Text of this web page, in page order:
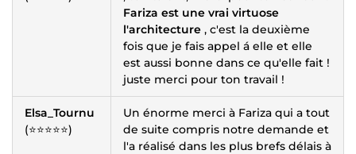
Fariza est une vrai virtuose
l'architecture , c'est la deuxième
fois que je fais appel á elle et elle
est aussi bonne dans ce qu'elle fait !
juste merci pour ton travail !
Elsa_Tournu
(⭐⭐⭐⭐⭐)
Un énorme merci à Fariza qui a tout
de suite compris notre demande et
l'a réalisé dans les plus brefs délais à